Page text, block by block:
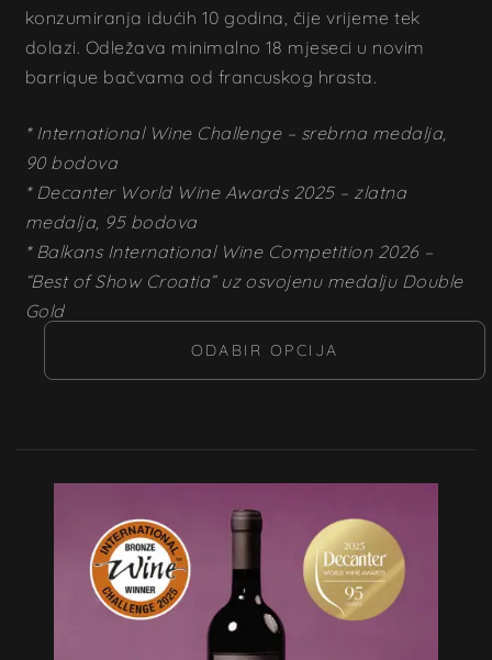
konzumiranja idućih 10 godina, čije vrijeme tek
dolazi. Odležava minimalno 18 mjeseci u novim
barrique bačvama od francuskog hrasta.
* International Wine Challenge – srebrna medalja,
90 bodova
* Decanter World Wine Awards 2025 – zlatna
medalja, 95 bodova
* Balkans International Wine Competition 2026 –
“Best of Show Croatia” uz osvojenu medalju Double
Gold
ODABIR OPCIJA